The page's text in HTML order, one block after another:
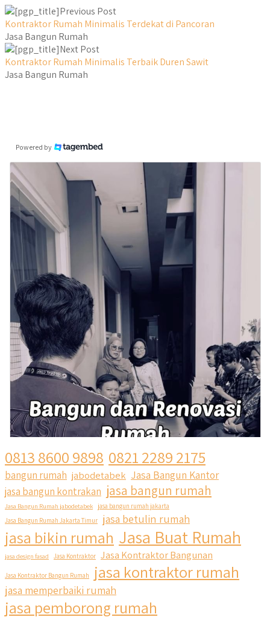
Previous Post
Kontraktor Rumah Minimalis Terdekat di Pancoran
Jasa Bangun Rumah
Next Post
Kontraktor Rumah Minimalis Terbaik Duren Sawit
Jasa Bangun Rumah
Powered by
0813 8600 9898 0821 2289 2175
bangun rumah jabodetabek Jasa Bangun Kantor
jasa bangun kontrakan jasa bangun rumah
Jasa Bangun Rumah jabodetabek
jasa bangun rumah jakarta
Jasa Bangun Rumah Jakarta Timur
jasa betulin rumah
jasa bikin rumah Jasa Buat Rumah
jasa design fasad Jasa Kontraktor Jasa Kontraktor Bangunan
Jasa Kontraktor Bangun Rumah jasa kontraktor rumah
jasa memperbaiki rumah
jasa pemborong rumah